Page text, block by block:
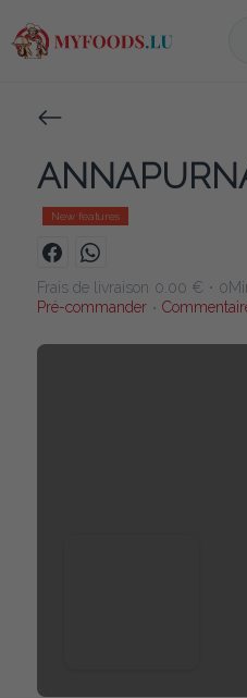
New features
Frais de livraison 0.00 € •
Pré-commander •